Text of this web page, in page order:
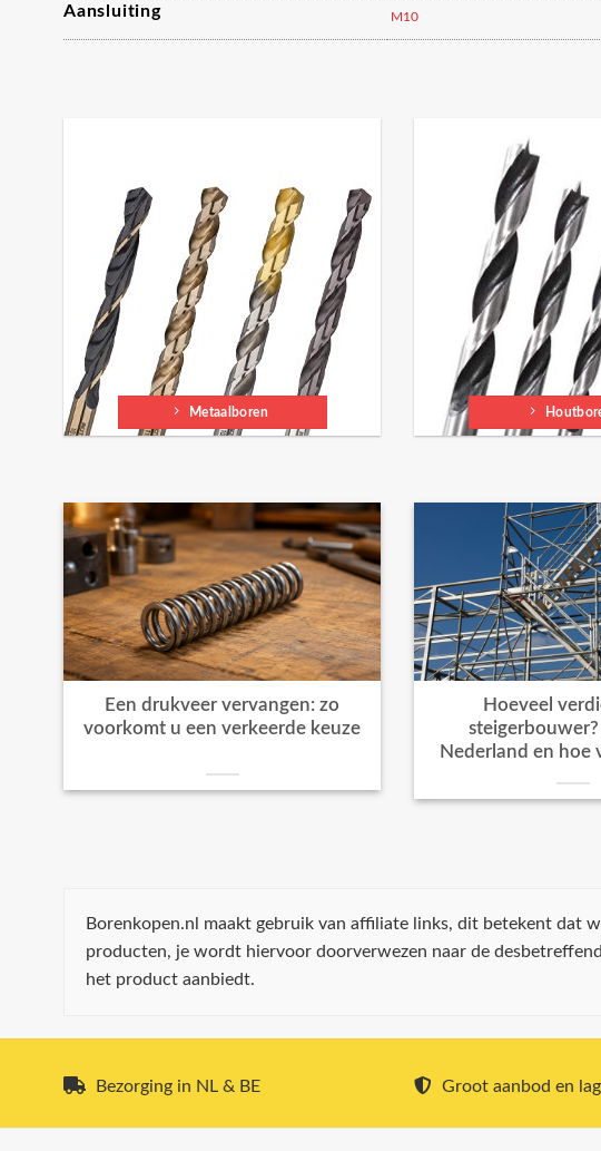
Aansluiting M10
Metaalboren
Een drukveer vervangen: zo
voorkomt u een verkeerde keuze
Hoeveel
steigerbouwer?
Nederland en hoe
Borenkopen.nl maakt gebruik van affiliate links, dit betekent dat
producten, je wordt hiervoor doorverwezen naar de
het product aanbiedt.
Bezorging in NL & BE Groot aanbod en